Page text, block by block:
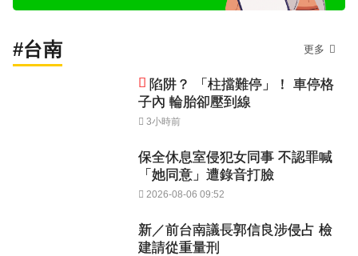
#台南 更多
陷阱？ 「柱擋難停」！ 車停格
子內 輪胎卻壓到線
3小時前
保全休息室侵犯女同事 不認罪喊
「她同意」遭錄音打臉
2026-08-06 09:52
新／前台南議長郭信良涉侵占 檢
建請從重量刑